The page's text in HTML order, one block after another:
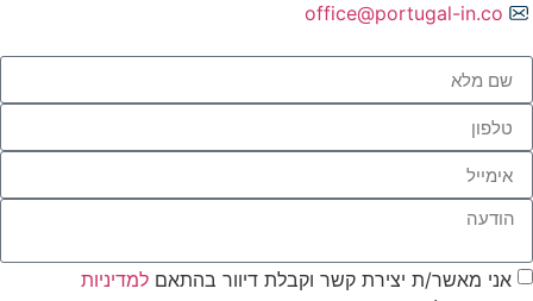
office@portugal-in.co
אני מאשר/ת יצירת קשר וקבלת דיוור בהתאם למדיניות